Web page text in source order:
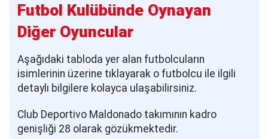
Futbol Kulübünde Oynayan
Diğer Oyuncular
Aşağıdaki tabloda yer alan futbolcuların
isimlerinin üzerine tıklayarak o futbolcu ile ilgili
detaylı bilgilere kolayca ulaşabilirsiniz.
Club Deportivo Maldonado takımının kadro
genişliği 28 olarak gözükmektedir.